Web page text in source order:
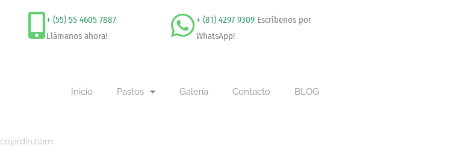
+ (55) 55 4605 7887
Llámanos ahora!
+ (81) 4297 9309 Escríbenos por
WhatsApp!
Inicio Pastos Galería Contacto BLOG